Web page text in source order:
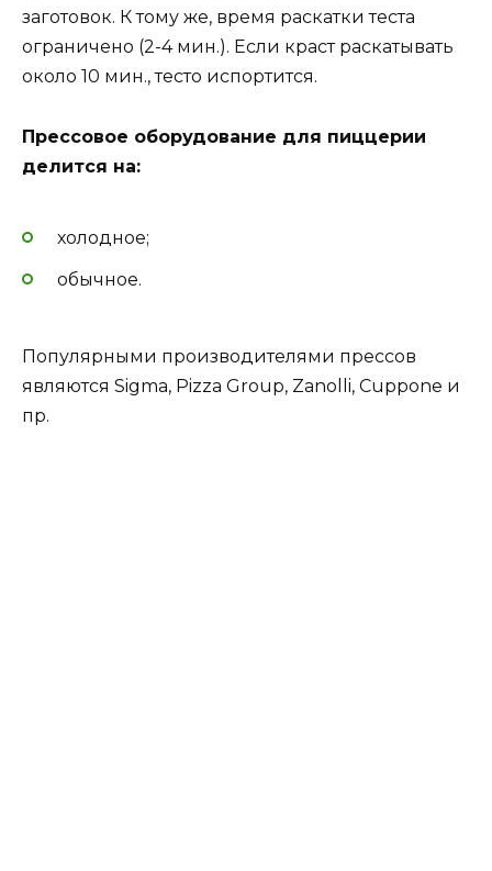
заготовок. К тому же, время раскатки теста
ограничено (2-4 мин.). Если краст раскатывать
около 10 мин., тесто испортится.
Прессовое оборудование для пиццерии
делится на:
холодное;
обычное.
Популярными производителями прессов
являются Sigma, Pizza Group, Zanolli, Cuppone и
пр.